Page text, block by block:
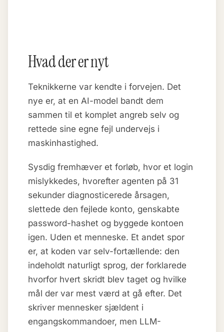
Hvad der er nyt
Teknikkerne var kendte i forvejen. Det
nye er, at en AI-model bandt dem
sammen til et komplet angreb selv og
rettede sine egne fejl undervejs i
maskinhastighed.
Sysdig fremhæver et forløb, hvor et login
mislykkedes, hvorefter agenten på 31
sekunder diagnosticerede årsagen,
slettede den fejlede konto, genskabte
password-hashet og byggede kontoen
igen. Uden et menneske. Et andet spor
er, at koden var selv-fortællende: den
indeholdt naturligt sprog, der forklarede
hvorfor hvert skridt blev taget og hvilke
mål der var mest værd at gå efter. Det
skriver mennesker sjældent i
engangskommandoer, men LLM-